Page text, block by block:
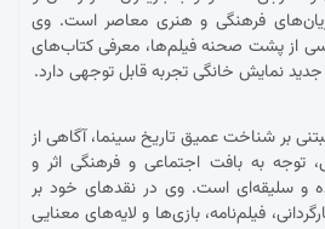
فرهنگی و هنری معاصر است. وی
از پشت صحنه فیلم‌ها، معرفی کتاب‌های
نمایش خانگی تجربه قابل توجهی دارد.
بر شناخت عمیق تاریخ سینما، آگاهی از
توجه به بافت اجتماعی و فرهنگی اثر و
و سلیقه‌ای است. وی در نقدهای خود بر
فیلم‌نامه، بازی‌ها و لایه‌های معنایی